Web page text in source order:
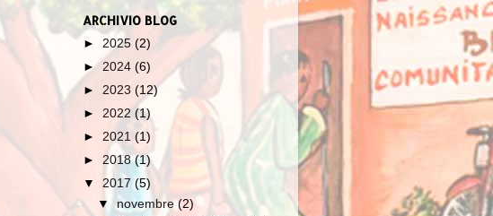
ARCHIVIO BLOG
► 2025 (2)
► 2024 (6)
► 2023 (12)
► 2022 (1)
► 2021 (1)
► 2018(1)
▼ 2017 (5)
▼novembre(2)